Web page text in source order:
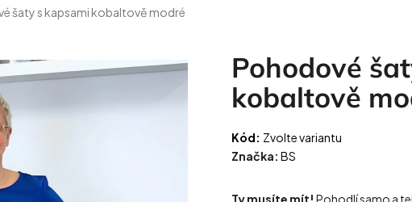
šaty s kapsami kobaltově modré
Pohodové
kobaltově
Kód: Zvolte variantu
Značka: BS
Ty musíte mít! Pohodlí samo a